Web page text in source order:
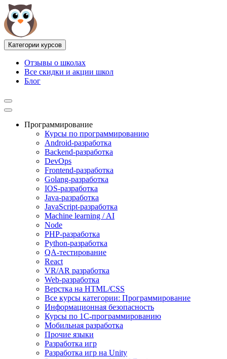
Категории курсов
Отзывы о школах
Все скидки и акции школ
Блог
Программирование
Курсы по программированию
Android-разработка
Backend-разработка
DevOps
Frontend-разработка
Golang-разработка
IOS-разработка
Java-разработка
JavaScript-разработка
Machine learning / AI
Node
PHP-разработка
Python-разработка
QA-тестирование
React
VR/AR разработка
Web-разработка
Верстка на HTML/CSS
Все курсы категории: Программирование
Информационная безопасность
Курсы по 1С-программированию
Мобильная разработка
Прочие языки
Разработка игр
Разработка игр на Unity